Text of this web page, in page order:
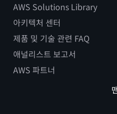
AWS Solutions Library
아키텍처 센터
제품 및 기술 관련 FAQ
애널리스트 보고서
AWS 파트너